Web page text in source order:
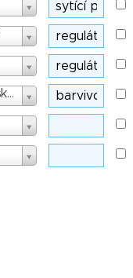
E150d - Amoniak sulfitový karamel - skóre: 3